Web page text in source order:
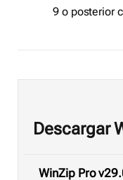
9 o posterior
Descargar
WinZip Pro